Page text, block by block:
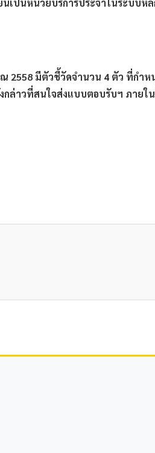
มีตัวชี้วัดจำนวน 4 ตัว ที่กำห
กล่าวที่สนใจส่งแบบตอบรับฯ ภายใ